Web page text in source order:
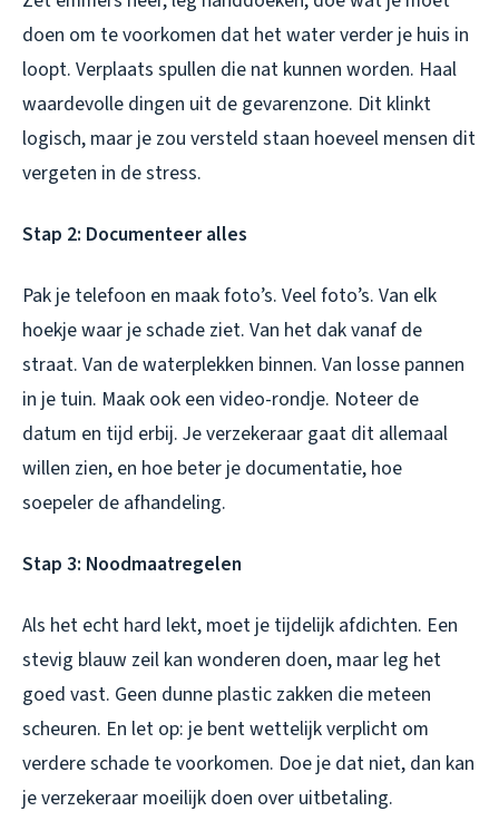
doen om te voorkomen dat het water verder je huis in
loopt. Verplaats spullen die nat kunnen worden. Haal
waardevolle dingen uit de gevarenzone. Dit klinkt
logisch, maar je zou versteld staan hoeveel mensen dit
vergeten in de stress.
Stap 2: Documenteer alles
Pak je telefoon en maak foto’s. Veel foto’s. Van elk
hoekje waar je schade ziet. Van het dak vanaf de
straat. Van de waterplekken binnen. Van losse pannen
in je tuin. Maak ook een video-rondje. Noteer de
datum en tijd erbij. Je verzekeraar gaat dit allemaal
willen zien, en hoe beter je documentatie, hoe
soepeler de afhandeling.
Stap 3: Noodmaatregelen
Als het echt hard lekt, moet je tijdelijk afdichten. Een
stevig blauw zeil kan wonderen doen, maar leg het
goed vast. Geen dunne plastic zakken die meteen
scheuren. En let op: je bent wettelijk verplicht om
verdere schade te voorkomen. Doe je dat niet, dan kan
je verzekeraar moeilijk doen over uitbetaling.